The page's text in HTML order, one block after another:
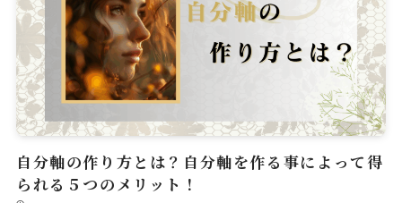
自分軸の作り方とは？自分軸を作る事によって得
られる５つのメリット！